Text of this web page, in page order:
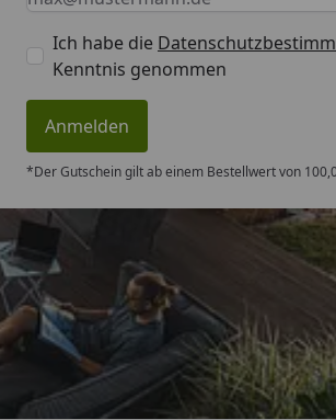
Ich habe die
Kenntnis genommen
Anmelden
*Der Gutschein gilt ab einem Bestellwert von
Trusted Shops
4,83/ 5
„Super schnell gelifert.